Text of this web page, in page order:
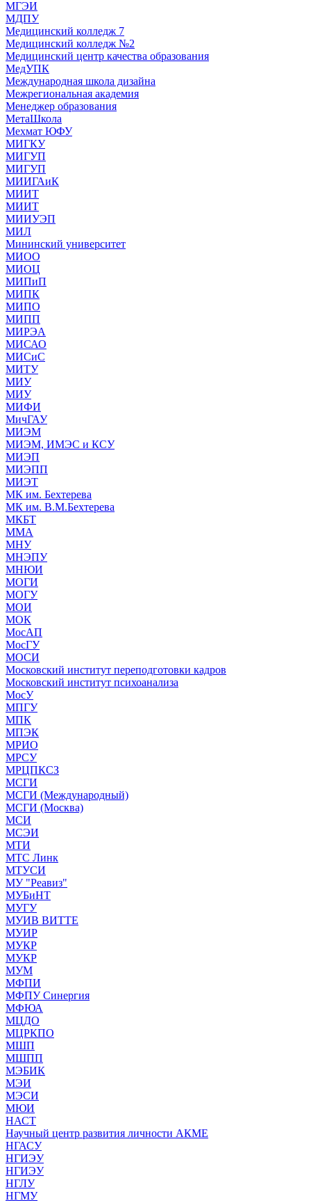
МГЭИ
МДПУ
Медицинский колледж 7
Медицинский колледж №2
Медицинский центр качества образования
МедУПК
Международная школа дизайна
Межрегиональная академия
Менеджер образования
МетаШкола
Мехмат ЮФУ
МИГКУ
МИГУП
МИГУП
МИИГАиК
МИИТ
МИИТ
МИИУЭП
МИЛ
Мининский университет
МИОО
МИОЦ
МИПиП
МИПК
МИПО
МИПП
МИРЭА
МИСАО
МИСиС
МИТУ
МИУ
МИУ
МИФИ
МичГАУ
МИЭМ
МИЭМ, ИМЭС и КСУ
МИЭП
МИЭПП
МИЭТ
МК им. Бехтерева
МК им. В.М.Бехтерева
МКБТ
ММА
МНУ
МНЭПУ
МНЮИ
МОГИ
МОГУ
МОИ
МОК
МосАП
МосГУ
МОСИ
Московский институт переподготовки кадров
Московский институт психоанализа
МосУ
МПГУ
МПК
МПЭК
МРИО
МРСУ
МРЦПКСЗ
МСГИ
МСГИ (Международный)
МСГИ (Москва)
МСИ
МСЭИ
МТИ
МТС Линк
МТУСИ
МУ "Реавиз"
МУБиНТ
МУГУ
МУИВ ВИТТЕ
МУИР
МУКР
МУКР
МУМ
МФПИ
МФПУ Синергия
МФЮА
МЦДО
МЦРКПО
МШП
МШПП
МЭБИК
МЭИ
МЭСИ
МЮИ
НАСТ
Научный центр развития личности АКМЕ
НГАСУ
НГИЭУ
НГИЭУ
НГЛУ
НГМУ